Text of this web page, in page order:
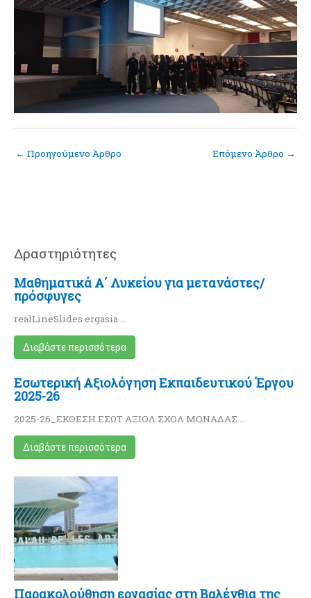
← Προηγούμενο Άρθρο Επόμενο Άρθρο →
Δραστηριότητες
Μαθηματικά Α΄ Λυκείου για μετανάστες/
πρόσφυγες
realLineSlides ergasia …
Διαβάστε περισσότερα
Εσωτερική Αξιολόγηση Εκπαιδευτικού Έργου
2025-26
2025-26_ΕΚΘΕΣΗ ΕΣΩΤ ΑΞΙΟΛ ΣΧΟΛ ΜΟΝΑΔΑΣ …
Διαβάστε περισσότερα
Παρακολούθηση εργασίας στη Βαλένθια της